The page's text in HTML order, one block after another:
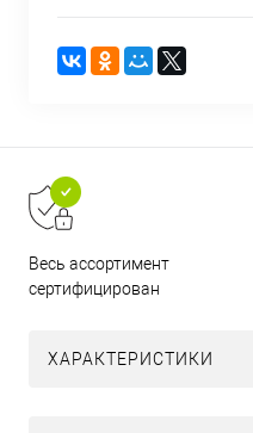
Весь ассортимент
сертифицирован
ХАРАКТЕРИСТИКИ